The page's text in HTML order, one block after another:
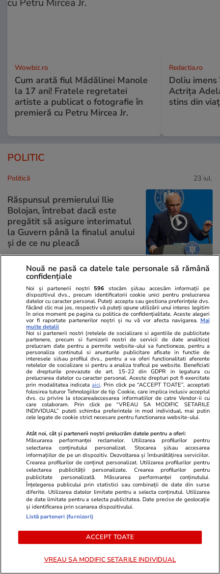
Wowbiz.ro
Cum arată fiul Mădălinei Manole
la 17 ani! Fratele regretatei
artiste a publicat o fotografie în
premieră cu Petru Mircea Jr.
Redactia.ro
Doliu
Actrița
stins din
POLITIC
Politică 23 iul.
Răspunsul premierului Ilie
Bolojan, întrebat dacă este
pregătit să asigure interimatul
la Guvern până la finalul anului
și de ce nu pleacă
Politică
Ilie Bolojan cere ca declarațiile
de avere ale demnitarilor să fie
publicate pe site-ul ANI: „Vom
susține în Parlament acest
lucru”
PARTENERI
ZiaruldeIasi.ro
Proiectul imobiliar pregătit lângă
Lidl Moara de Foc este scos la
asociat în piață cu un alt proiect
Gigi Becali
după
Nouă ne pasă ca datele tale personale să rămână
confidențiale
Noi și partenerii noștri 596 stocăm și/sau accesăm informații pe
dispozitivul dvs., precum identificatorii cookie unici pentru prelucrarea
datelor cu caracter personal. Puteți accepta sau gestiona preferințele dvs.
făcând clic mai jos, respectiv vă puteți opune utilizării unui interes legitim
în orice moment pe pagina cu politica de confidențialitate. Aceste alegeri
vor fi raportate partenerilor noștri și nu vă vor afecta navigarea. Mai
multe detalii
Noi si partenerii nostri (retelele de socializare si agentiile de publicitate
partenere, precum si furnizorii nostri de servicii de date analitice)
prelucram date pentru a permite website-ului sa functioneze, pentru a
personaliza continutul si anunturile publicitare afisate in functie de
interesele si/sau profilul dvs., pentru a va oferi functionalitati aferente
retelelor de socializare si pentru a analiza traficul pe website. Beneficiati
de drepturile prevazute de art. 15-22 din GDPR in legatura cu
prelucrarea datelor cu caracter personal. Aceste drepturi pot fi exercitate
prin modalitatea indicataaici. Prin click pe “ACCEPT TOATE”, acceptati
folosirea tuturor Tehnologiilor de tip Cookie, care implica inclusiv acceptul
dvs. cu privire la stocarea/accesarea informatiilor de catre Vendor-ii cu
care colaboram. Prin click pe “VREAU SA MODIFIC SETARILE
INDIVIDUAL” puteti schimba preferintele in mod individual, mai putin
cele legate de cookie strict necesare pentru functionarea website-ului.
Atât noi, cât și partenerii noștri prelucrăm datele pentru a oferi:
Măsurarea performanței reclamelor. Utilizarea profilurilor pentru
selectarea conținutului personalizat. Stocarea și/sau accesarea
informațiilor de pe un dispozitiv. Dezvoltarea și îmbunătățirea serviciilor.
Crearea profilurilor de conținut personalizat. Utilizarea profilurilor pentru
selectarea publicității personalizate. Crearea profilurilor pentru
publicitate personalizată. Măsurarea performanței conținutului.
Înțelegerea publicului prin statistici sau combinații de date din surse
diferite. Utilizarea datelor limitate pentru a selecta conținutul. Utilizarea
de date limitate pentru a selecta publicitatea. Date precise de geolocație
și identificarea prin scanarea dispozitivului.
Listă parteneri (furnizori)
ACCEPT TOATE
VREAU SA MODIFIC SETARILE INDIVIDUAL